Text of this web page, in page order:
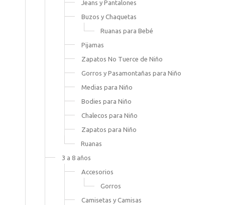
Jeans y Pantalones
Buzos y Chaquetas
Ruanas para Bebé
Pijamas
Zapatos No Tuerce de Niño
Gorros y Pasamontañas para Niño
Medias para Niño
Bodies para Niño
Chalecos para Niño
Zapatos para Niño
Ruanas
3 a 8 años
Accesorios
Gorros
Camisetas y Camisas